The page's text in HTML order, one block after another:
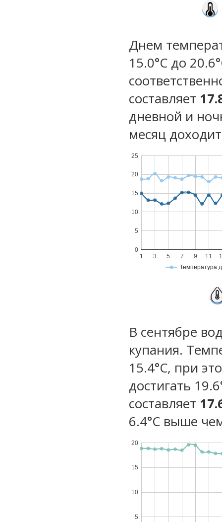
Днем
15.0°C до
составляет
дневной и
месяц
Температура
1 3 5 7 9 11
0
5
10
15
20
25
В сентябре
купания.
15.4°C, при
достигать
составляет
6.4°C выше
5
10
15
20